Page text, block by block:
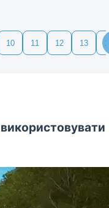
10 11 12 13 14